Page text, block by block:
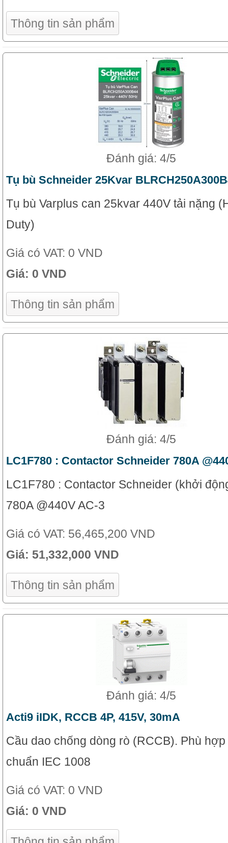
Thông tin sản phẩm
Đánh giá: 4/5
Tụ bù Schneider 25Kvar
Tụ bù Varplus can 25kvar 440V tải nặng
Duty)
Giá có VAT: 0 VND
Giá: 0 VND
Thông tin sản phẩm
Đánh giá: 4/5
LC1F780 : Contactor Schneider 780A
LC1F780 : Contactor Schneider (khởi
780A @440V AC-3
Giá có VAT: 56,465,200 VND
Giá: 51,332,000 VND
Thông tin sản phẩm
Đánh giá: 4/5
Acti9 iIDK, RCCB 4P, 415V, 30mA
Cầu dao chống dòng rò (RCCB). Phù
chuẩn IEC 1008
Giá có VAT: 0 VND
Giá: 0 VND